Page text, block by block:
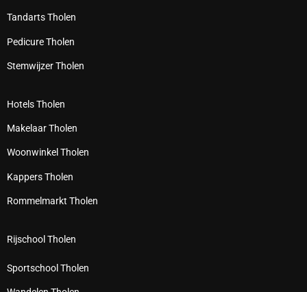
Tandarts Tholen
Pedicure Tholen
Stemwijzer Tholen
Hotels Tholen
Makelaar Tholen
Woonwinkel Tholen
Kappers Tholen
Rommelmarkt Tholen
Rijschool Tholen
Sportschool Tholen